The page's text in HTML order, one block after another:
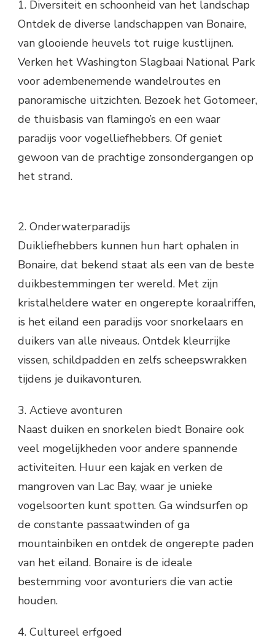
1. Diversiteit en schoonheid van het landschap
Ontdek de diverse landschappen van Bonaire,
van glooiende heuvels tot ruige kustlijnen.
Verken het Washington Slagbaai National Park
voor adembenemende wandelroutes en
panoramische uitzichten. Bezoek het Gotomeer,
de thuisbasis van flamingo’s en een waar
paradijs voor vogelliefhebbers. Of geniet
gewoon van de prachtige zonsondergangen op
het strand.
2. Onderwaterparadijs
Duikliefhebbers kunnen hun hart ophalen in
Bonaire, dat bekend staat als een van de beste
duikbestemmingen ter wereld. Met zijn
kristalheldere water en ongerepte koraalriffen,
is het eiland een paradijs voor snorkelaars en
duikers van alle niveaus. Ontdek kleurrijke
vissen, schildpadden en zelfs scheepswrakken
tijdens je duikavonturen.
3. Actieve avonturen
Naast duiken en snorkelen biedt Bonaire ook
veel mogelijkheden voor andere spannende
activiteiten. Huur een kajak en verken de
mangroven van Lac Bay, waar je unieke
vogelsoorten kunt spotten. Ga windsurfen op
de constante passaatwinden of ga
mountainbiken en ontdek de ongerepte paden
van het eiland. Bonaire is de ideale
bestemming voor avonturiers die van actie
houden.
4. Cultureel erfgoed